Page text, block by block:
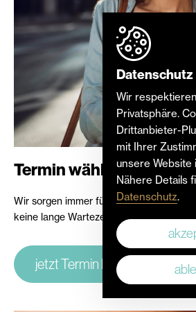
Termin wählen
Wir sorgen immer für ausreichend freie
keine lange Wartezeit haben.
jetzt Termin buchen
Datenschutz
Wir
Privatsphäre.
Drittanbieter-
mit Ihrer
unsere
Nähere Details
Datenschutz.